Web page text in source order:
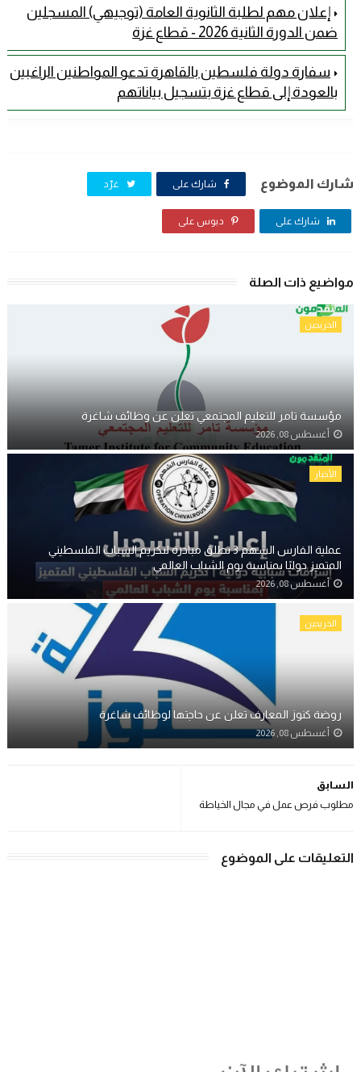
إعلان مهم لطلبة الثانوية العامة (توجيهي) المسجلين
ضمن الدورة الثانية 2026 - قطاع غزة
سفارة دولة فلسطين بالقاهرة تدعو المواطنين الراغبين
بالعودة إلى قطاع غزة بتسجيل بياناتهم
شارك الموضوع شارك على غرّد
شارك على دبوس على
مواضيع ذات الصلة
الخريجين
مؤسسة تامر للتعليم المجتمعي تعلن عن وظائف شاغرة
أغسطس 08, 2026
الأخبار
عملية الفارس الشهم 3 تطلق مبادرة لتكريم الشباب الفلسطيني
المتميز دوليًا بمناسبة يوم الشباب العالمي
أغسطس 08, 2026
الخريجين
روضة كنوز المعارف تعلن عن حاجتها لوظائف شاغرة
أغسطس 08, 2026
السابق
مطلوب فرص عمل في مجال الخياطة
التعليقات على الموضوع